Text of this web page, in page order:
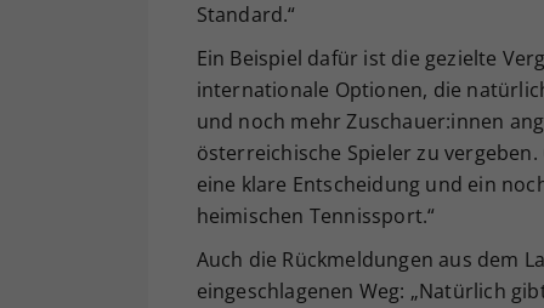
Standard.“
Ein Beispiel dafür ist die gezielte
internationale Optionen, die
und noch mehr Zuschauer:innen
österreichische Spieler zu
eine klare Entscheidung und ein
heimischen Tennissport.“
Auch die Rückmeldungen aus dem
eingeschlagenen Weg: „Natürlich